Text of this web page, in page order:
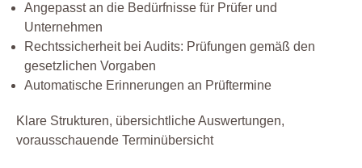
Angepasst an die Bedürfnisse für Prüfer und
Unternehmen
Rechtssicherheit bei Audits: Prüfungen gemäß den
gesetzlichen Vorgaben
Automatische Erinnerungen an Prüftermine
Klare Strukturen, übersichtliche Auswertungen,
vorausschauende Terminübersicht